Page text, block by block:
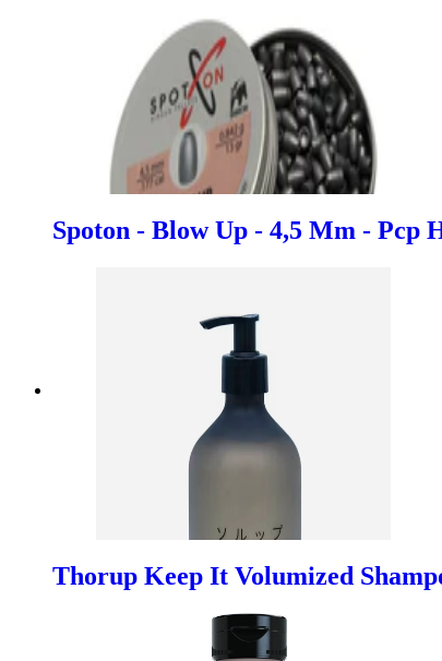
Spoton - Blow Up - 4,5 Mm - Pcp
Thorup Keep It Volumized